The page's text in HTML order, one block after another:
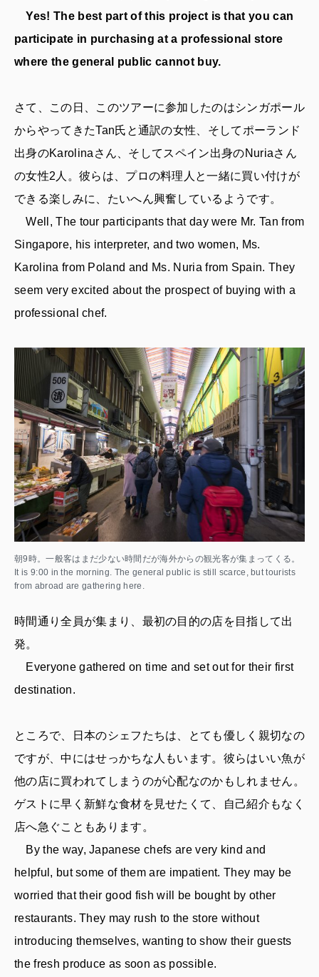
Yes! The best part of this project is that you can
participate in purchasing at a professional store
where the general public cannot buy.
さて、この日、このツアーに参加したのはシンガポール
からやってきたTan氏と通訳の女性、そしてポーランド
出身のKarolinaさん、そしてスペイン出身のNuriaさん
の女性2人。彼らは、プロの料理人と一緒に買い付けが
できる楽しみに、たいへん興奮しているようです。
Well, The tour participants that day were Mr. Tan from
Singapore, his interpreter, and two women, Ms.
Karolina from Poland and Ms. Nuria from Spain. They
seem very excited about the prospect of buying with a
professional chef.
朝9時。一般客はまだ少ない時間だが海外からの観光客が集まってくる。
It is 9:00 in the morning. The general public is still scarce, but tourists
from abroad are gathering here.
時間通り全員が集まり、最初の目的の店を目指して出
発。
Everyone gathered on time and set out for their first
destination.
ところで、日本のシェフたちは、とても優しく親切なの
ですが、中にはせっかちな人もいます。彼らはいい魚が
他の店に買われてしまうのが心配なのかもしれません。
ゲストに早く新鮮な食材を見せたくて、自己紹介もなく
店へ急ぐこともあります。
By the way, Japanese chefs are very kind and
helpful, but some of them are impatient. They may be
worried that their good fish will be bought by other
restaurants. They may rush to the store without
introducing themselves, wanting to show their guests
the fresh produce as soon as possible.